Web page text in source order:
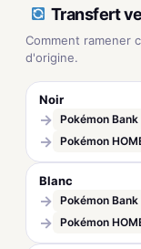
Transfert
Comment ramener
d'origine.
Noir
→ Pokémon Bank
→ Pokémon
Blanc
→ Pokémon Bank
→ Pokémon